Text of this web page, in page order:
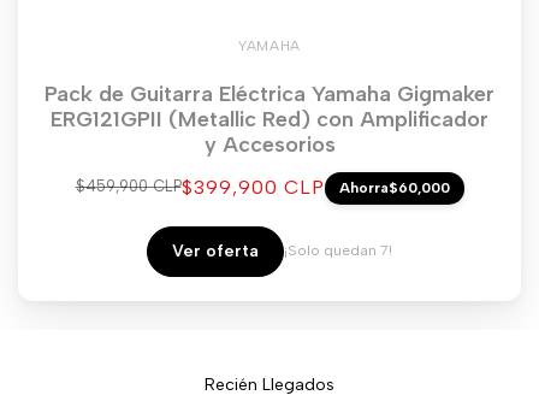
YAMAHA
Pack de Guitarra Eléctrica Yamaha Gigmaker
ERG121GPII (Metallic Red) con Amplificador
y Accesorios
Precio
$459,900 CLPPrecio
venta
$399,900 CLP Ahorra$60,000
Ver oferta ¡Solo quedan 7!
Recién Llegados